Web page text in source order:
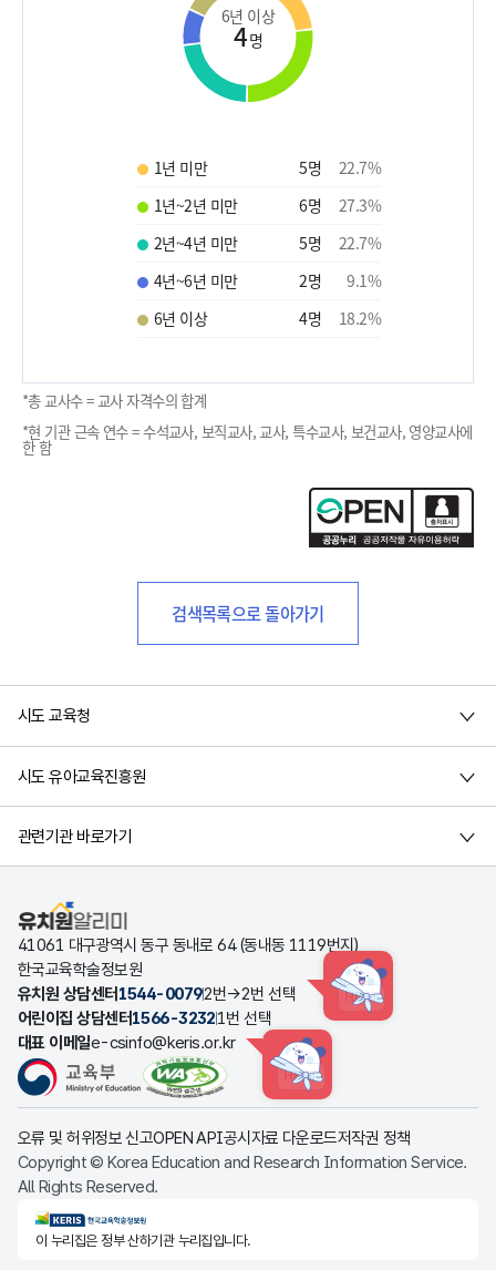
6년 이상
4명
1년 미만 5명 22.7%
1년~2년 미만
6명 27.3%
2년~4년 미만
5명 22.7%
4년~6년 미만
2명 9.1%
6년 이상
4명 18.2%
*총 교사수 = 교사 자격수의 합계
*현 기관 근속 연수 = 수석교사, 보직교사, 교사, 특수교사, 보건교사, 영양교사에
한 함
검색목록으로 돌아가기
시도 교육청
시도 유아교육진흥원
관련기관 바로가기
유치원알리미
41061 대구광역시 동구 동내로 64 (동내동 1119번지)
한국교육학술정보원
유치원 상담센터 1544-00792번→2번 선택 HINT
어린이집 상담센터1566-32321번 선택
대표 이메일e-csinfo@keris.or.kr
HINT
오류 및 허위정보 신고OPEN API공시자료 다운로드저작권 정책
Copyright © Korea Education and Research Information Service.
All Rights Reserved.
KERIS한국교육학술정보원
이 누리집은 정부 산하기관 누리집입니다.